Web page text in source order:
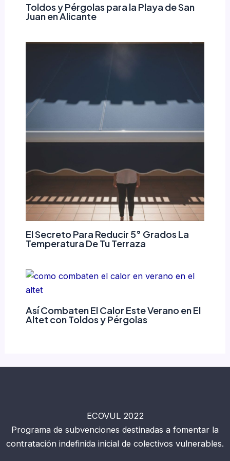
Toldos y Pérgolas para la Playa de San
Juan en Alicante
El Secreto Para Reducir 5° Grados La
Temperatura De Tu Terraza
Así Combaten El Calor Este Verano en El
Altet con Toldos y Pérgolas
ECOVUL 2022
Programa de subvenciones destinadas a fomentar la
contratación indefinida inicial de colectivos vulnerables.